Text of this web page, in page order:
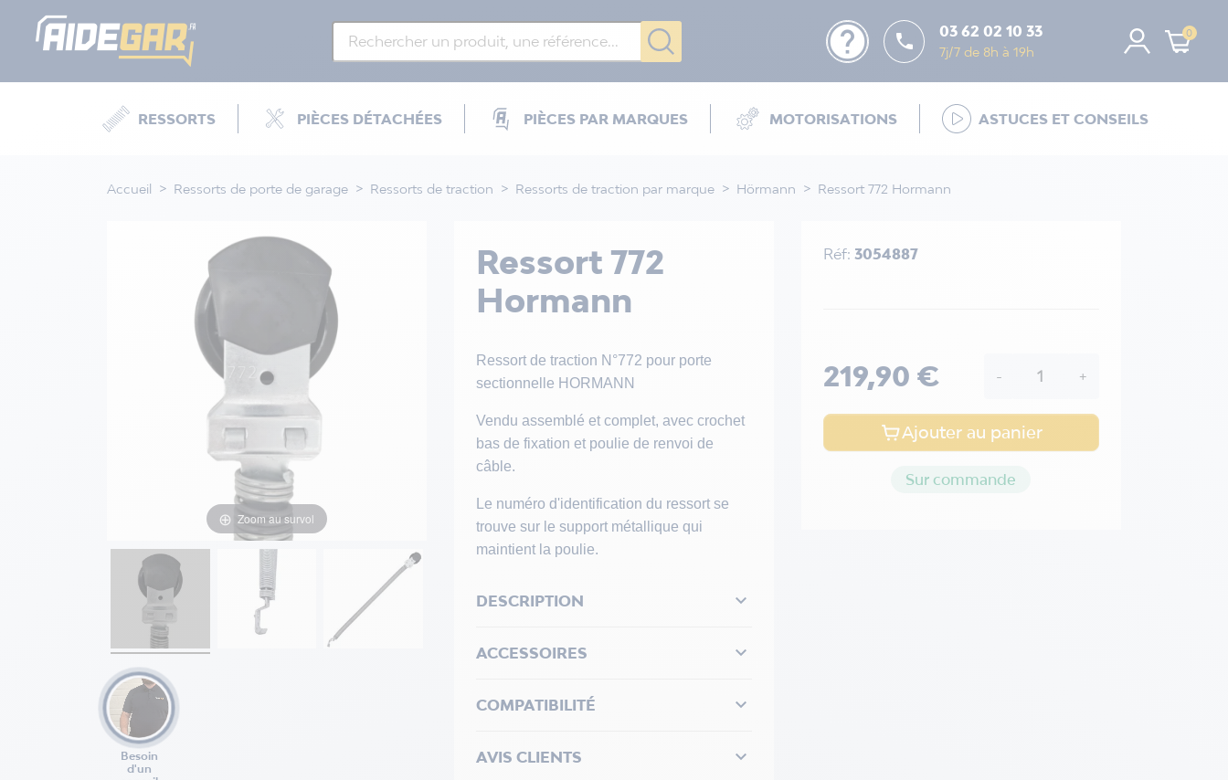
help  03 62 02 10 33
7j/7 de 8h à 19h
0
RESSORTS PIÈCES DÉTACHÉES PIÈCES PAR MARQUES MOTORISATIONS ASTUCES ET CONSEILS
Accueil Ressorts de porte de garage Ressorts de traction Ressorts de traction par marque Hörmann Ressort 772 Hormann
Zoom au survol
Besoin
d'un
Ressort 772
Hormann
Ressort de traction N°772 pour porte
sectionnelle HORMANN
Vendu assemblé et complet, avec crochet
bas de fixation et poulie de renvoi de
câble.
Le numéro d'identification du ressort se
trouve sur le support métallique qui
maintient la poulie.
DESCRIPTION 
ACCESSOIRES 
COMPATIBILITÉ 
AVIS CLIENTS 
Réf: 3054887
219,90 € - +
Ajouter au panier
Sur commande